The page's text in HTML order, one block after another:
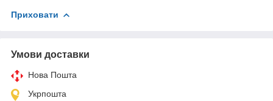
Приховати
Умови доставки
Нова Пошта
Укрпошта